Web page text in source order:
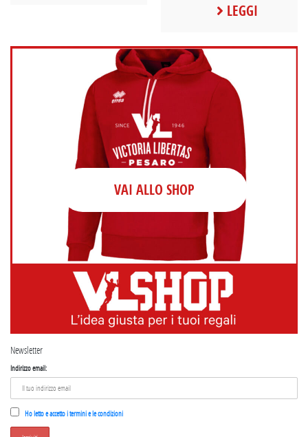
LEGGI
VAI ALLO SHOP
Newsletter
Indirizzo email:
Ho letto e accetto i termini e le condizioni